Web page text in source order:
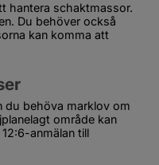
hantera schaktmassor.
Du behöver också
kan komma att
du behöva marklov om
område kan
anmälan till